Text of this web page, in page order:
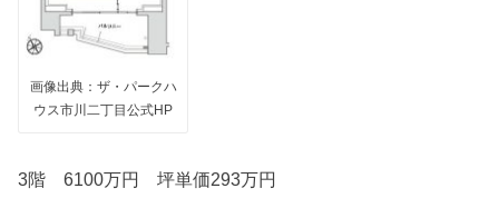
画像出典：ザ・パークハ
ウス市川二丁目公式HP
3階 6100万円 坪単価293万円